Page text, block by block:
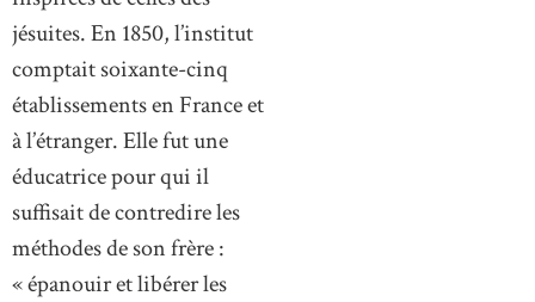
jésuites. En 1850, l’institut
comptait soixante-cinq
établissements en France et
à l’étranger. Elle fut une
éducatrice pour qui il
suffisait de contredire les
méthodes de son frère :
« épanouir et libérer les